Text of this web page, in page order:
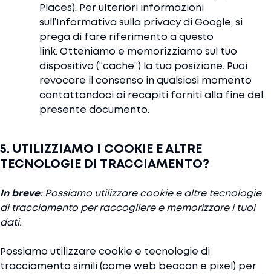
Places). Per ulteriori informazioni
sull’Informativa sulla privacy di Google, si
prega di fare riferimento a questo
link. Otteniamo e memorizziamo sul tuo
dispositivo (“cache”) la tua posizione. Puoi
revocare il consenso in qualsiasi momento
contattandoci ai recapiti forniti alla fine del
presente documento.
5. UTILIZZIAMO I COOKIE E ALTRE
TECNOLOGIE DI TRACCIAMENTO?
In breve: Possiamo utilizzare cookie e altre tecnologie
di tracciamento per raccogliere e memorizzare i tuoi
dati.
Possiamo utilizzare cookie e tecnologie di
tracciamento simili (come web beacon e pixel) per